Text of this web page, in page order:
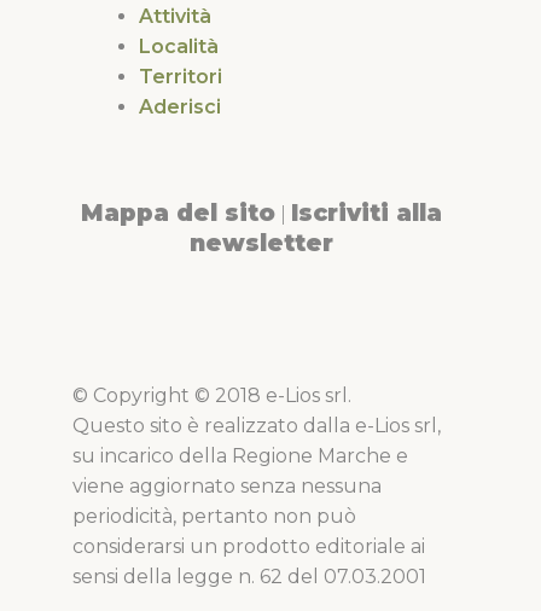
Attività
Località
Territori
Aderisci
Mappa del sito Iscriviti alla
newsletter
© Copyright © 2018 e-Lios srl.
Questo sito è realizzato dalla e-Lios srl,
su incarico della Regione Marche e
viene aggiornato senza nessuna
periodicità, pertanto non può
considerarsi un prodotto editoriale ai
sensi della legge n. 62 del 07.03.2001